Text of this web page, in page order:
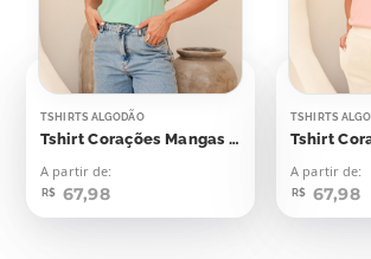
TSHIRTS ALGODÃO
Tshirt Corações Mangas Aplicação
A partir de:
R$ 67,98
TSHIRTS
A partir de:
R$ 67,98